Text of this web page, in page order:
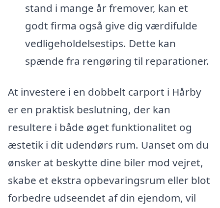
stand i mange år fremover, kan et
godt firma også give dig værdifulde
vedligeholdelsestips. Dette kan
spænde fra rengøring til reparationer.
At investere i en dobbelt carport i Hårby
er en praktisk beslutning, der kan
resultere i både øget funktionalitet og
æstetik i dit udendørs rum. Uanset om du
ønsker at beskytte dine biler mod vejret,
skabe et ekstra opbevaringsrum eller blot
forbedre udseendet af din ejendom, vil